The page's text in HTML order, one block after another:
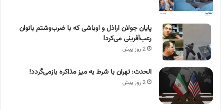
پایان جولان اراذل و اوباشی که با ضرب‌وشتم بانوان
رعب‌آفرینی می‌کرد!
2 روز پیش
الحدث: تهران با شرط به میز مذاکره بازمی‌گردد!
2 روز پیش